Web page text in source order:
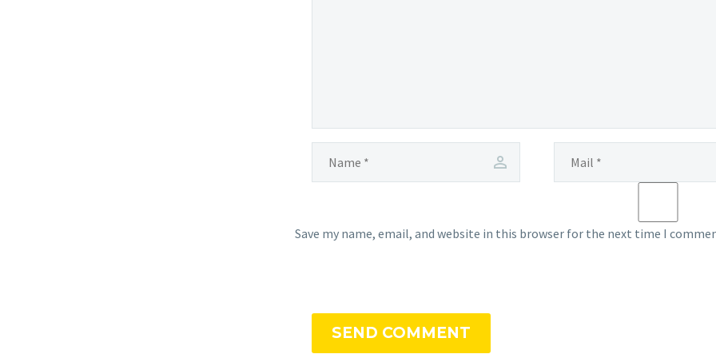
Save my name, email, and website in this browser for the next time I
SEND COMMENT